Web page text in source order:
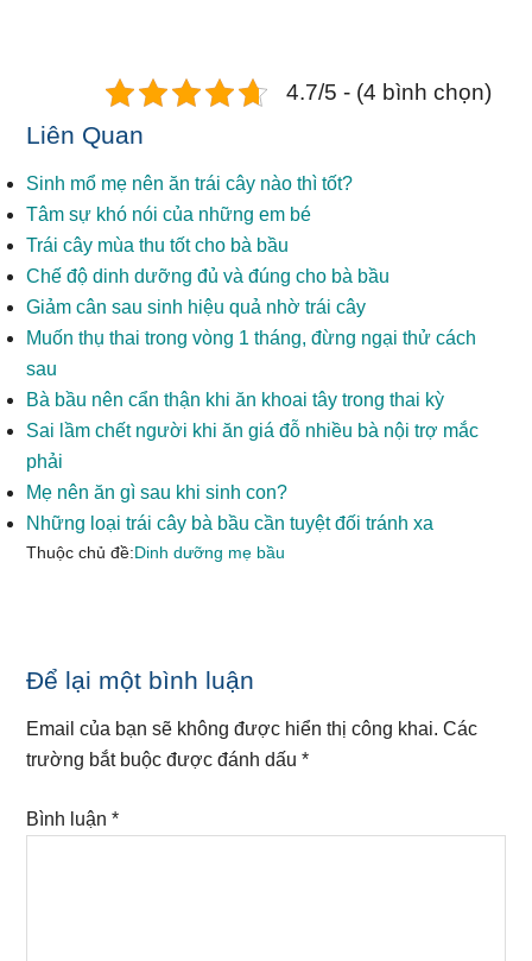
4.7/5 - (4 bình chọn)
Liên Quan
Sinh mổ mẹ nên ăn trái cây nào thì tốt?
Tâm sự khó nói của những em bé
Trái cây mùa thu tốt cho bà bầu
Chế độ dinh dưỡng đủ và đúng cho bà bầu
Giảm cân sau sinh hiệu quả nhờ trái cây
Muốn thụ thai trong vòng 1 tháng, đừng ngại thử cách
sau
Bà bầu nên cẩn thận khi ăn khoai tây trong thai kỳ
Sai lầm chết người khi ăn giá đỗ nhiều bà nội trợ mắc
phải
Mẹ nên ăn gì sau khi sinh con?
Những loại trái cây bà bầu cần tuyệt đối tránh xa
Thuộc chủ đề:Dinh dưỡng mẹ bầu
Reader
Interactions
Để lại một bình luận
Email của bạn sẽ không được hiển thị công khai. Các
trường bắt buộc được đánh dấu*
Bình luận*